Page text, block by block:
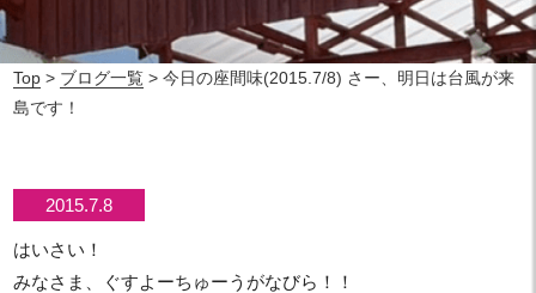
Top > ブログ一覧 > 今日の座間味(2015.7/8) さー、明日は台風が来
島です！
2015.7.8
はいさい！
みなさま、ぐすよーちゅーうがなびら！！